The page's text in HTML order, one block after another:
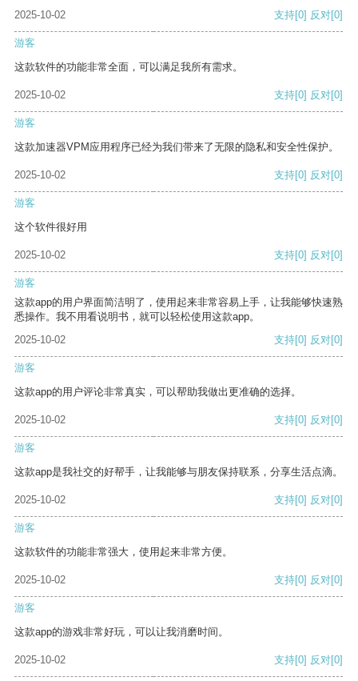
2025-10-02 支持[0] 反对[0]
游客
这款软件的功能非常全面，可以满足我所有需求。
2025-10-02 支持[0] 反对[0]
游客
这款加速器VPM应用程序已经为我们带来了无限的隐私和安全性保护。
2025-10-02 支持[0] 反对[0]
游客
这个软件很好用
2025-10-02 支持[0] 反对[0]
游客
这款app的用户界面简洁明了，使用起来非常容易上手，让我能够快速熟
悉操作。我不用看说明书，就可以轻松使用这款app。
2025-10-02
支持[0] 反对[0]
游客
这款app的用户评论非常真实，可以帮助我做出更准确的选择。
2025-10-02 支持[0] 反对[0]
游客
这款app是我社交的好帮手，让我能够与朋友保持联系，分享生活点滴。
2025-10-02 支持[0] 反对[0]
游客
这款软件的功能非常强大，使用起来非常方便。
2025-10-02 支持[0] 反对[0]
游客
这款app的游戏非常好玩，可以让我消磨时间。
2025-10-02 支持[0] 反对[0]